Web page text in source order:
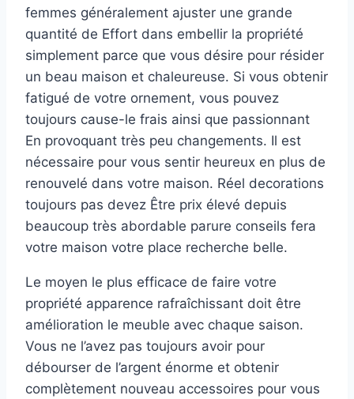
femmes généralement ajuster une grande
quantité de Effort dans embellir la propriété
simplement parce que vous désire pour résider
un beau maison et chaleureuse. Si vous obtenir
fatigué de votre ornement, vous pouvez
toujours cause-le frais ainsi que passionnant
En provoquant très peu changements. Il est
nécessaire pour vous sentir heureux en plus de
renouvelé dans votre maison. Réel decorations
toujours pas devez Être prix élevé depuis
beaucoup très abordable parure conseils fera
votre maison votre place recherche belle.
Le moyen le plus efficace de faire votre
propriété apparence rafraîchissant doit être
amélioration le meuble avec chaque saison.
Vous ne l’avez pas toujours avoir pour
débourser de l’argent énorme et obtenir
complètement nouveau accessoires pour vous